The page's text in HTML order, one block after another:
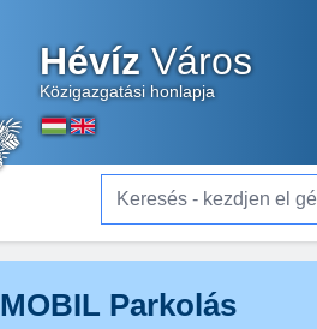
HévízVáros
Közigazgatási honlapja
Keresés - kezdjen el
MOBIL Parkolás